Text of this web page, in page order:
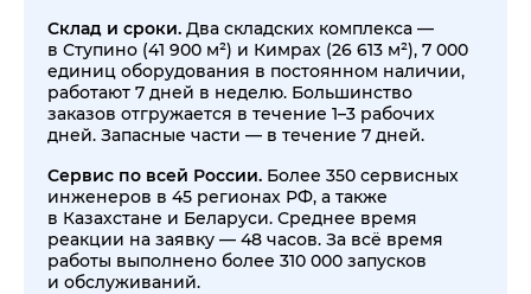
Склад и сроки. Два складских комплекса —
в Ступино (41 900 м²) и Кимрах (26 613 м²), 7 000
единиц оборудования в постоянном наличии,
работают 7 дней в неделю. Большинство
заказов отгружается в течение 1–3 рабочих
дней. Запасные части — в течение 7 дней.
Сервис по всей России. Более 350 сервисных
инженеров в 45 регионах РФ, а также
в Казахстане и Беларуси. Среднее время
реакции на заявку — 48 часов. За всё время
работы выполнено более 310 000 запусков
и обслуживаний.